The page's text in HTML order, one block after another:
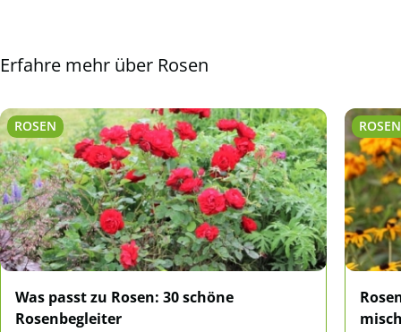
Erfahre mehr über Rosen
ROSEN
Was passt zu Rosen: 30 schöne
Rosenbegleiter
ROSEN